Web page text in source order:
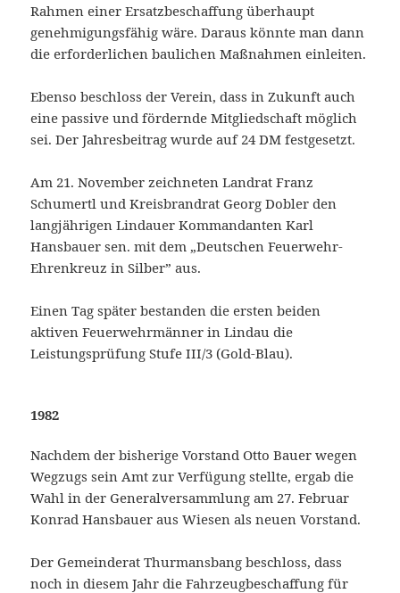
Rahmen einer Ersatzbeschaffung überhaupt
genehmigungsfähig wäre. Daraus könnte man dann
die erforderlichen baulichen Maßnahmen einleiten.
Ebenso beschloss der Verein, dass in Zukunft auch
eine passive und fördernde Mitgliedschaft möglich
sei. Der Jahresbeitrag wurde auf 24 DM festgesetzt.
Am 21. November zeichneten Landrat Franz
Schumertl und Kreisbrandrat Georg Dobler den
langjährigen Lindauer Kommandanten Karl
Hansbauer sen. mit dem „Deutschen Feuerwehr-
Ehrenkreuz in Silber” aus.
Einen Tag später bestanden die ersten beiden
aktiven Feuerwehrmänner in Lindau die
Leistungsprüfung Stufe III/3 (Gold-Blau).
1982
Nachdem der bisherige Vorstand Otto Bauer wegen
Wegzugs sein Amt zur Verfügung stellte, ergab die
Wahl in der Generalversammlung am 27. Februar
Konrad Hansbauer aus Wiesen als neuen Vorstand.
Der Gemeinderat Thurmansbang beschloss, dass
noch in diesem Jahr die Fahrzeugbeschaffung für